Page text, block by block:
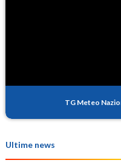
TG Meteo
Ultime news